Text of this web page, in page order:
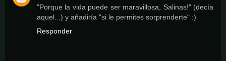
"Porque la vida puede ser maravillosa, Salinas!" (decía
aquel...) y añadiría "si le permites sorprenderte" :)
Responder